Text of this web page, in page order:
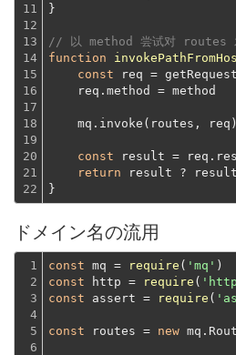
11
12
13
14
15
16
17
18
19
20
21
22
}
// 以 method 尝试对 routes
function
const req =
    req.method = method
    mq.invoke(routes, req)
const result =
return result ?
}
ドメイン名の流用
1
2
3
4
5
6
const mq = require ( 'mq'
const http = require (
const assert = require (
const routes = new